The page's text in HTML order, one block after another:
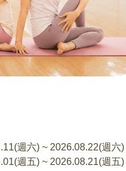
週六) ~ 2026.08.22(週六)
週五) ~ 2026.08.21(週五)